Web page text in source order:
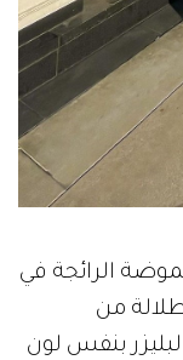
الرائجة في
من
بنفس لون